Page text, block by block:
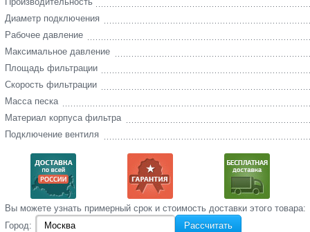
Диаметр подключения
Рабочее давление
Максимальное давление
Площадь фильтрации
Скорость фильтрации
Масса песка
Материал корпуса фильтра
Подключение вентиля
Вы‌ можете‌ узнать‌ примерный срок и стоимость‌ доставки этого товара:
Город:
Рассчитать